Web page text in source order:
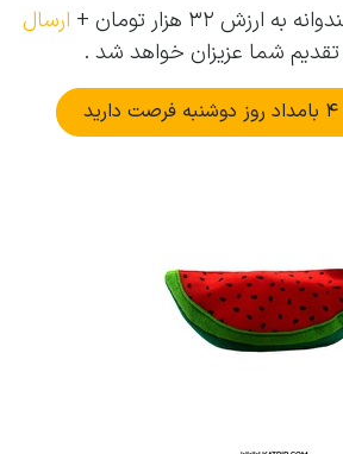
به ارزش 32 هزار تومان +
ارسال
تقدیم شما عزیزان خواهد شد .